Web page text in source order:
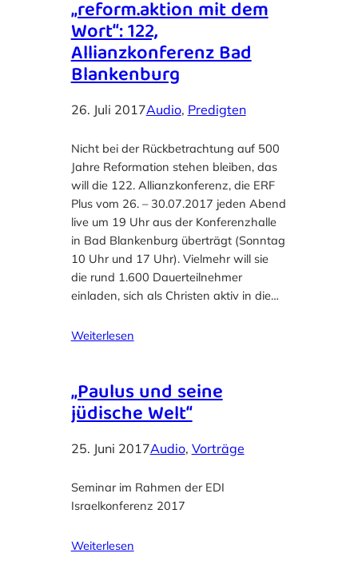
„reform.aktion mit dem
Wort“: 122,
Allianzkonferenz Bad
Blankenburg
26. Juli 2017Audio, Predigten
Nicht bei der Rückbetrachtung auf 500
Jahre Reformation stehen bleiben, das
will die 122. Allianzkonferenz, die ERF
Plus vom 26. – 30.07.2017 jeden Abend
live um 19 Uhr aus der Konferenzhalle
in Bad Blankenburg überträgt (Sonntag
10 Uhr und 17 Uhr). Vielmehr will sie
die rund 1.600 Dauerteilnehmer
einladen, sich als Christen aktiv in die…
Weiterlesen
„Paulus und seine
jüdische Welt“
25. Juni 2017Audio, Vorträge
Seminar im Rahmen der EDI
Israelkonferenz 2017
Weiterlesen